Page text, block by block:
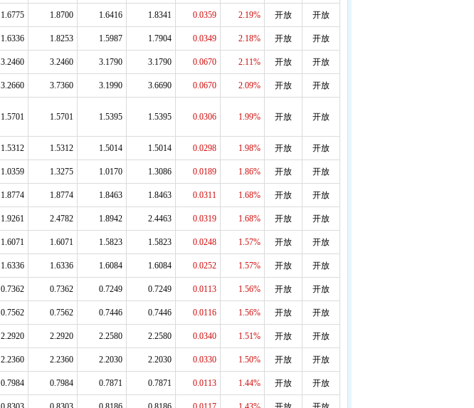
1.6775 1.8700 1.6416 1.8341 0.0359 2.19% 开放 开放
1.6336 1.8253 1.5987 1.7904 0.0349 2.18% 开放 开放
3.2460 3.2460 3.1790 3.1790 0.0670 2.11% 开放 开放
3.2660 3.7360 3.1990 3.6690 0.0670 2.09% 开放 开放
1.5701 1.5701 1.5395 1.5395 0.0306 1.99% 开放 开放
1.5312 1.5312 1.5014 1.5014 0.0298 1.98% 开放 开放
1.0359 1.3275 1.0170 1.3086 0.0189 1.86% 开放 开放
1.8774 1.8774 1.8463 1.8463 0.0311 1.68% 开放 开放
1.9261 2.4782 1.8942 2.4463 0.0319 1.68% 开放 开放
1.6071 1.6071 1.5823 1.5823 0.0248 1.57% 开放 开放
1.6336 1.6336 1.6084 1.6084 0.0252 1.57% 开放 开放
0.7362 0.7362 0.7249 0.7249 0.0113 1.56% 开放 开放
0.7562 0.7562 0.7446 0.7446 0.0116 1.56% 开放 开放
2.2920 2.2920 2.2580 2.2580 0.0340 1.51% 开放 开放
2.2360 2.2360 2.2030 2.2030 0.0330 1.50% 开放 开放
0.7984 0.7984 0.7871 0.7871 0.0113 1.44% 开放 开放